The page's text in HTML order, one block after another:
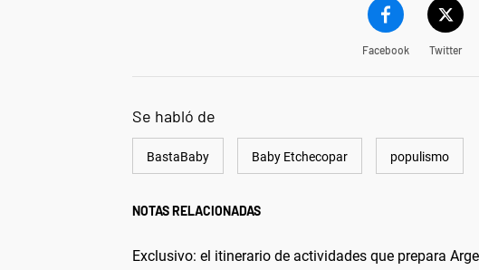
Facebook Twitter
Se habló de
BastaBaby Baby Etchecopar populismo
NOTAS RELACIONADAS
Exclusivo: el itinerario de actividades que prepara